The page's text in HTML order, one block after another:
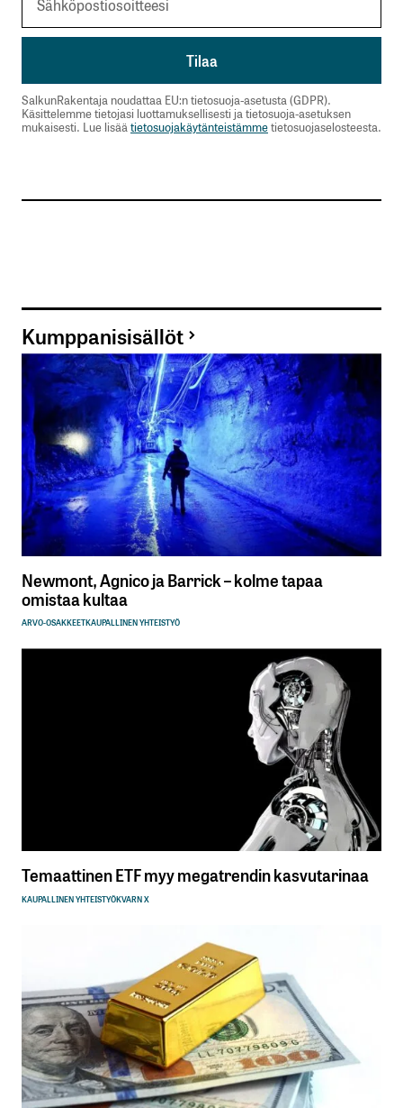
SalkunRakentaja noudattaa EU:n tietosuoja-asetusta (GDPR).
Käsittelemme tietojasi luottamuksellisesti ja tietosuoja-asetuksen
mukaisesti. Lue lisää tietosuojakäytänteistämmetietosuojaselosteesta.
Kumppanisisällöt
Newmont, Agnico ja Barrick – kolme tapaa
omistaa kultaa
ARVO-OSAKKEETKAUPALLINEN YHTEISTYÖ
Temaattinen ETF myy megatrendin kasvutarinaa
KAUPALLINEN YHTEISTYÖKVARN X